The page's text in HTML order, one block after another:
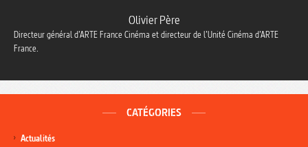
Olivier Père
Directeur général d’ARTE France Cinéma et directeur de l’Unité Cinéma d’ARTE
France.
CATÉGORIES
Actualités